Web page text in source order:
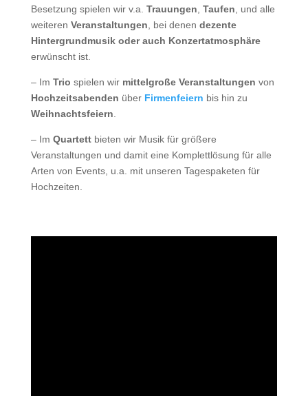
Besetzung spielen wir v.a. Trauungen Taufen , und alle
weiteren Veranstaltungen , bei denen dezente
Hintergrundmusik oder auch Konzertatmosphäre
erwünscht ist.
– Im Trio spielen wir mittelgroße Veranstaltungen von
Hochzeitsabenden über Firmenfeiern bis hin zu
Weihnachtsfeiern
– Im Quartettbieten wir Musik für größere
Veranstaltungen und damit eine Komplettlösung für alle
Arten von Events, u.a. mit unseren Tagespaketen für
Hochzeiten.